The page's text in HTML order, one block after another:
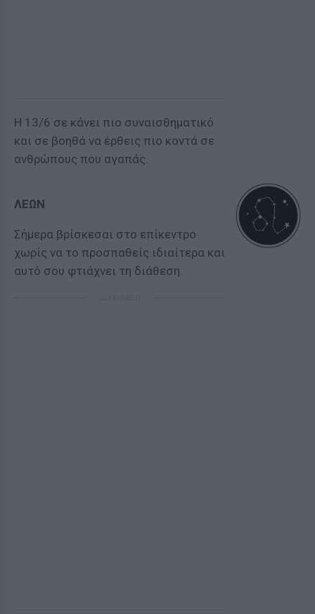
Η 13/6 σε κάνει πιο συναισθηματικό
και σε βοηθά να έρθεις πιο κοντά σε
ανθρώπους που αγαπάς.
ΛΕΩΝ
Σήμερα βρίσκεσαι στο επίκεντρο
χωρίς να το προσπαθείς ιδιαίτερα και
αυτό σου φτιάχνει τη διάθεση.